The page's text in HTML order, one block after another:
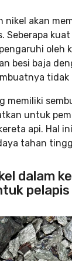
nikel akan
Seberapa kuat
oleh
besi baja
tidak
memiliki
untuk
api. Hal
tahan
dalam